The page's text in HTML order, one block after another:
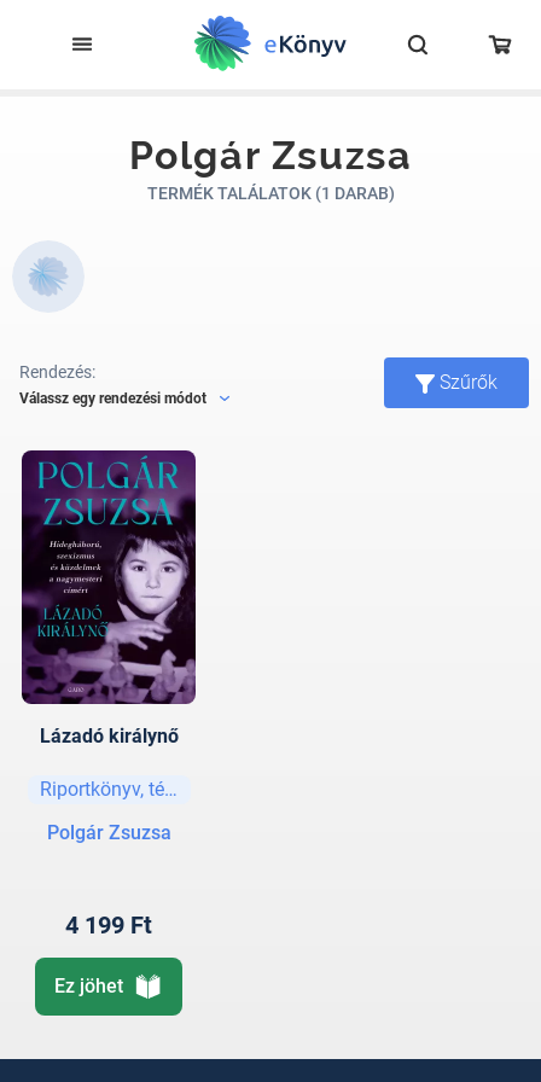
Polgár Zsuzsa
TERMÉK TALÁLATOK (1 DARAB)
Rendezés:
Válassz egy rendezési módot
Szűrők
Lázadó királynő
Riportkönyv, tényirodalom
Polgár Zsuzsa
4 199 Ft
Ez jöhet